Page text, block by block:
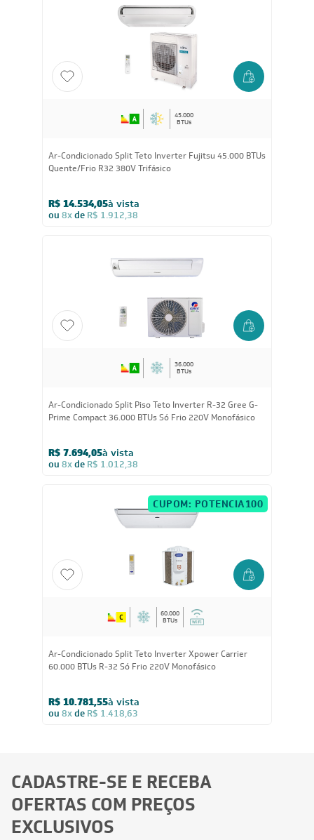
45.000
BTUs
Ar-Condicionado Split Teto Inverter Fujitsu 45.000 BTUs
Quente/Frio R32 380V Trifásico
R$ 14.534,05à vista
ou 8xde R$ 1.912,38
36.000
BTUs
Ar-Condicionado Split Piso Teto Inverter R-32 Gree G-
Prime Compact 36.000 BTUs Só Frio 220V Monofásico
R$ 7.694,05à vista
ou 8xde R$ 1.012,38
CUPOM: POTENCIA100
60.000
BTUs
Ar-Condicionado Split Teto Inverter Xpower Carrier
60.000 BTUs R-32 Só Frio 220V Monofásico
R$ 10.781,55à vista
ou 8xde R$ 1.418,63
CADASTRE-SE E RECEBA
OFERTAS COM PREÇOS
EXCLUSIVOS